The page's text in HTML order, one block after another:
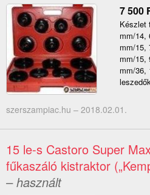
7 500
Készlet
mm/14,
mm/15,
mm/15,
mm/36,
szerszampiac.hu – 2018.02.01.
15 le-s Castoro Super
fűkaszáló kistraktor
– használt